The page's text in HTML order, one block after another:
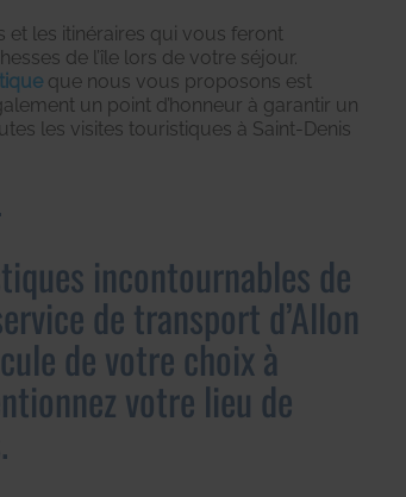
les itinéraires qui vous feront
de l’île lors de votre séjour.
que nous vous proposons est
un point d’honneur à garantir un
les visites touristiques à Saint-Denis
incontournables de
de transport d’Allon
de votre choix à
votre lieu de